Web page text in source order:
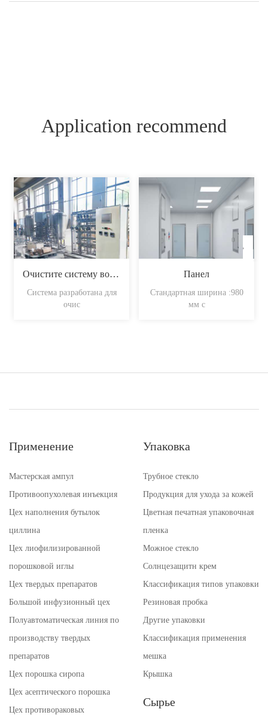
Application recommend
Очистите систему воды
Система разработана для
очис
Панел
Стандартная ширина :980
мм с
Применение
Мастерская ампул
Противоопухолевая инъекция
Цех наполнения бутылок
циллина
Цех лиофилизированной
порошковой иглы
Цех твердых препаратов
Большой инфузионный цех
Полуавтоматическая линия по
производству твердых
препаратов
Цех порошка сиропа
Цех асептического порошка
Цех противораковых
Упаковка
Трубное стекло
Продукция для ухода за кожей
Цветная печатная упаковочная
пленка
Можное стекло
Солнцезащитн крем
Классификация типов упаковки
Резиновая пробка
Другие упаковки
Классификация применения
мешка
Крышка
Сырье